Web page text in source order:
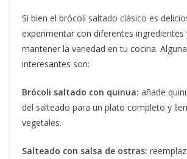
Si bien el brócoli saltado clásico es
experimentar con diferentes ingredientes
mantener la variedad en tu cocina.
interesantes son:
Brócoli saltado con quinua: añade
del salteado para un plato completo y
vegetales.
Salteado con salsa de ostras: